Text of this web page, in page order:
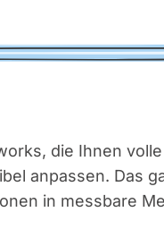
die Ihnen
anpas­sen. Das
in mess­ba­re